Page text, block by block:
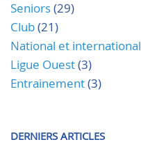
Seniors(29)
Club(21)
National et international
Ligue Ouest(3)
Entrainement(3)
DERNIERS ARTICLES